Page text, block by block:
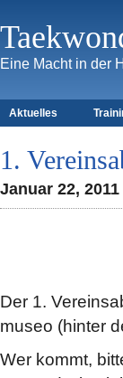
Eine Macht in der
Aktuelles
1.
Januar 22,
Der 1.
museo (hinter
Wer kommt,